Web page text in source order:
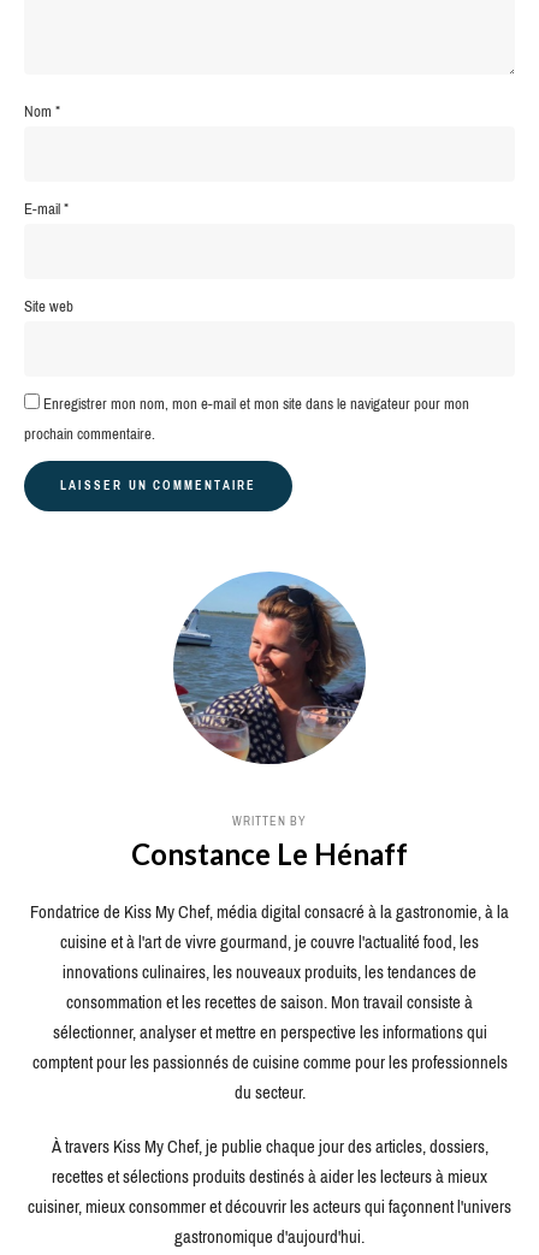
Nom*
E-mail*
Site web
Enregistrer mon nom, mon e-mail et mon site dans le navigateur pour mon
prochain commentaire.
WRITTEN BY
Constance Le Hénaff
Fondatrice de Kiss My Chef, média digital consacré à la gastronomie, à la
cuisine et à l'art de vivre gourmand, je couvre l'actualité food, les
innovations culinaires, les nouveaux produits, les tendances de
consommation et les recettes de saison. Mon travail consiste à
sélectionner, analyser et mettre en perspective les informations qui
comptent pour les passionnés de cuisine comme pour les professionnels
du secteur.
À travers Kiss My Chef, je publie chaque jour des articles, dossiers,
recettes et sélections produits destinés à aider les lecteurs à mieux
cuisiner, mieux consommer et découvrir les acteurs qui façonnent l'univers
gastronomique d'aujourd'hui.